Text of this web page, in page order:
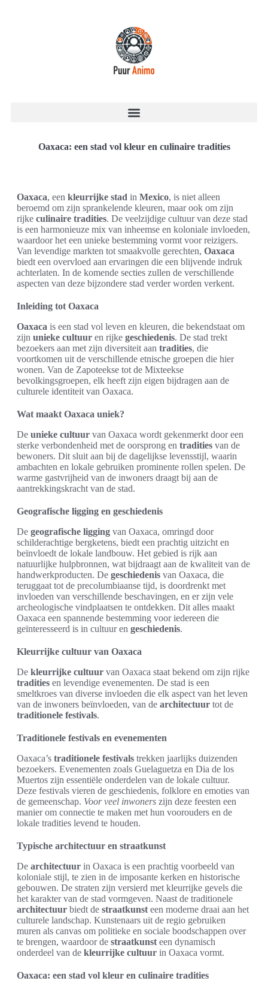
Oaxaca: een stad vol kleur en culinaire tradities
Oaxaca, een kleurrijke stad in Mexico, is niet alleen
beroemd om zijn sprankelende kleuren, maar ook om zijn
rijke culinaire tradities. De veelzijdige cultuur van deze stad
is een harmonieuze mix van inheemse en koloniale invloeden,
waardoor het een unieke bestemming vormt voor reizigers.
Van levendige markten tot smaakvolle gerechten, Oaxaca
biedt een overvloed aan ervaringen die een blijvende indruk
achterlaten. In de komende secties zullen de verschillende
aspecten van deze bijzondere stad verder worden verkent.
Inleiding tot Oaxaca
Oaxaca is een stad vol leven en kleuren, die bekendstaat om
zijn unieke cultuur en rijke geschiedenis. De stad trekt
bezoekers aan met zijn diversiteit aan tradities, die
voortkomen uit de verschillende etnische groepen die hier
wonen. Van de Zapoteekse tot de Mixteekse
bevolkingsgroepen, elk heeft zijn eigen bijdragen aan de
culturele identiteit van Oaxaca.
Wat maakt Oaxaca uniek?
De unieke cultuur van Oaxaca wordt gekenmerkt door een
sterke verbondenheid met de oorsprong en tradities van de
bewoners. Dit sluit aan bij de dagelijkse levensstijl, waarin
ambachten en lokale gebruiken prominente rollen spelen. De
warme gastvrijheid van de inwoners draagt bij aan de
aantrekkingskracht van de stad.
Geografische ligging en geschiedenis
De geografische ligging van Oaxaca, omringd door
schilderachtige bergketens, biedt een prachtig uitzicht en
beïnvloedt de lokale landbouw. Het gebied is rijk aan
natuurlijke hulpbronnen, wat bijdraagt aan de kwaliteit van de
handwerkproducten. De geschiedenis van Oaxaca, die
teruggaat tot de precolumbiaanse tijd, is doordrenkt met
invloeden van verschillende beschavingen, en er zijn vele
archeologische vindplaatsen te ontdekken. Dit alles maakt
Oaxaca een spannende bestemming voor iedereen die
geïnteresseerd is in cultuur en geschiedenis.
Kleurrijke cultuur van Oaxaca
De kleurrijke cultuur van Oaxaca staat bekend om zijn rijke
tradities en levendige evenementen. De stad is een
smeltkroes van diverse invloeden die elk aspect van het leven
van de inwoners beïnvloeden, van de architectuur tot de
traditionele festivals.
Traditionele festivals en evenementen
Oaxaca’s traditionele festivals trekken jaarlijks duizenden
bezoekers. Evenementen zoals Guelaguetza en Dia de los
Muertos zijn essentiële onderdelen van de lokale cultuur.
Deze festivals vieren de geschiedenis, folklore en emoties van
de gemeenschap. Voor veel inwoners zijn deze feesten een
manier om connectie te maken met hun voorouders en de
lokale tradities levend te houden.
Typische architectuur en straatkunst
De architectuur in Oaxaca is een prachtig voorbeeld van
koloniale stijl, te zien in de imposante kerken en historische
gebouwen. De straten zijn versierd met kleurrijke gevels die
het karakter van de stad vormgeven. Naast de traditionele
architectuur biedt de straatkunst een moderne draai aan het
culturele landschap. Kunstenaars uit de regio gebruiken
muren als canvas om politieke en sociale boodschappen over
te brengen, waardoor de straatkunst een dynamisch
onderdeel van de kleurrijke cultuur in Oaxaca vormt.
Oaxaca: een stad vol kleur en culinaire tradities